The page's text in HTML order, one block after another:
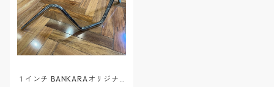
１インチ BANKARAオリジナ